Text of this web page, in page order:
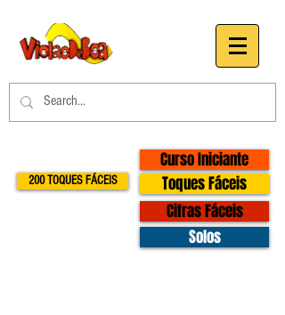
200 TOQUES FÁCEIS
Curso Iniciante
Toques Fáceis
Cifras Fáceis
Solos